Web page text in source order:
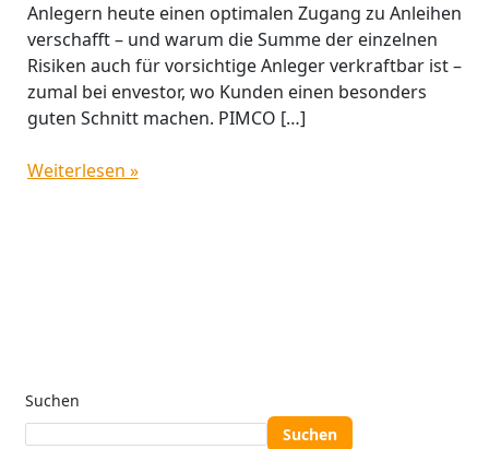
Anlegern heute einen optimalen Zugang zu Anleihen
verschafft – und warum die Summe der einzelnen
Risiken auch für vorsichtige Anleger verkraftbar ist –
zumal bei envestor, wo Kunden einen besonders
guten Schnitt machen. PIMCO […]
Weiterlesen »
Suchen
Suchen